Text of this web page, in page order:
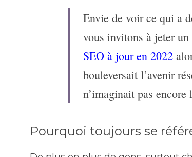
Envie de voir ce qui a
vous invitons à jeter
SEO à jour en 2022
bouleversait l’avenir
n’imaginait pas
Pourquoi toujours se